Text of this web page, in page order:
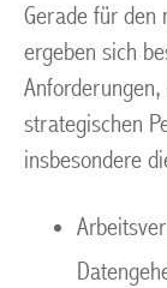
Gerade für den
ergeben sich
strategischen
insbesondere